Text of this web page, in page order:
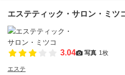
エステティック・サロン・ミツ
3.04 写真 1枚
エステ